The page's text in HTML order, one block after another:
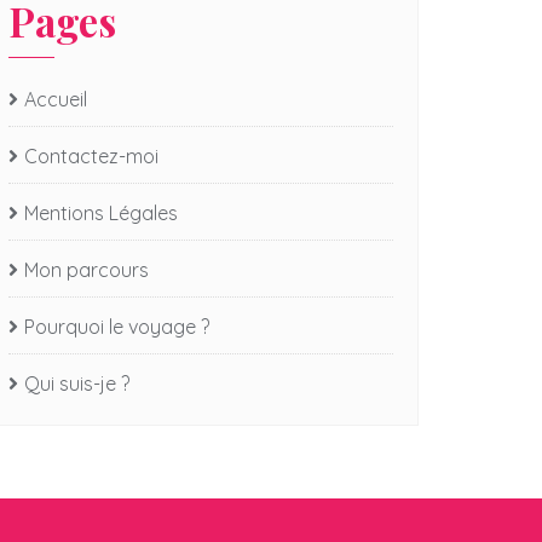
Pages
Accueil
Contactez-moi
Mentions Légales
Mon parcours
Pourquoi le voyage ?
Qui suis-je ?